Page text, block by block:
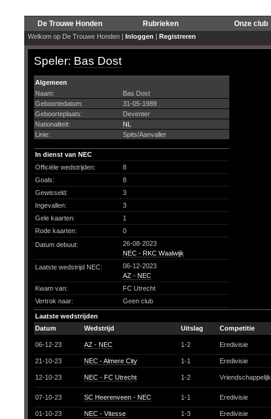
De Trouwe Honden Rubrieken Onze club
Welkom op De Trouwe Honden | Inloggen | Registreren
Speler: Bas Dost
Algemeen
Naam:
Bas Dost
Geboortedatum:
31-05-1989
Geboorteplaats:
Deventer
Nationaliteit:
NL
Linie:
Spits/Aanvaller
In dienst van NEC
Officiële wedstrijden:
8
Goals:
8
Gewisseld:
3
Ingevallen:
3
Gele kaarten:
1
Rode kaarten:
0
Datum debuut:
26-08-2023
NEC - RKC Waalwijk
Laatste wedstrijd NEC:
06-12-2023
AZ - NEC
Kwam van:
FC Utrecht
Vertrok naar:
Geen club
Laatste wedstrijden
Datum
Wedstrijd Uitslag Competitie
06-12-23 AZ - NEC 1-2 Eredivisie
21-10-23 NEC - Almere City 1-1 Eredivisie
12-10-23 NEC - FC Utrecht 1-2
07-10-23 SC Heerenveen - NEC 1-1 Eredivisie
01-10-23 NEC - Vitesse 1-3 Eredivisie